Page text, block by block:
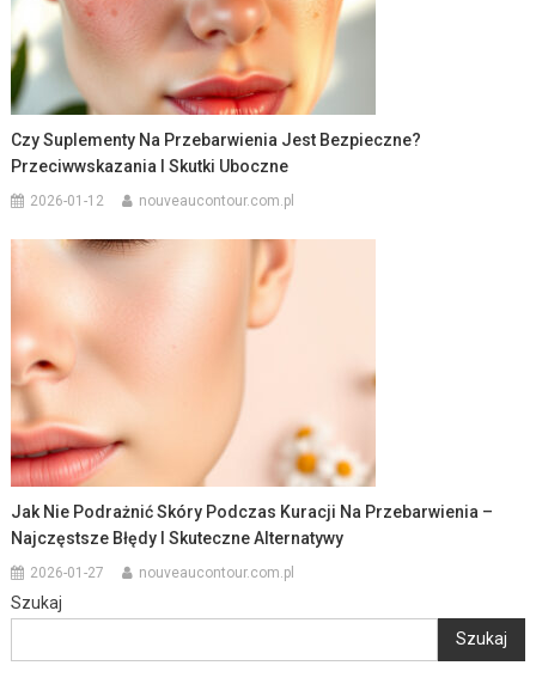
Czy Suplementy Na Przebarwienia Jest Bezpieczne?
Przeciwwskazania I Skutki Uboczne
2026-01-12 nouveaucontour.com.pl
Jak Nie Podrażnić Skóry Podczas Kuracji Na Przebarwienia –
Najczęstsze Błędy I Skuteczne Alternatywy
2026-01-27 nouveaucontour.com.pl
Szukaj
Szukaj